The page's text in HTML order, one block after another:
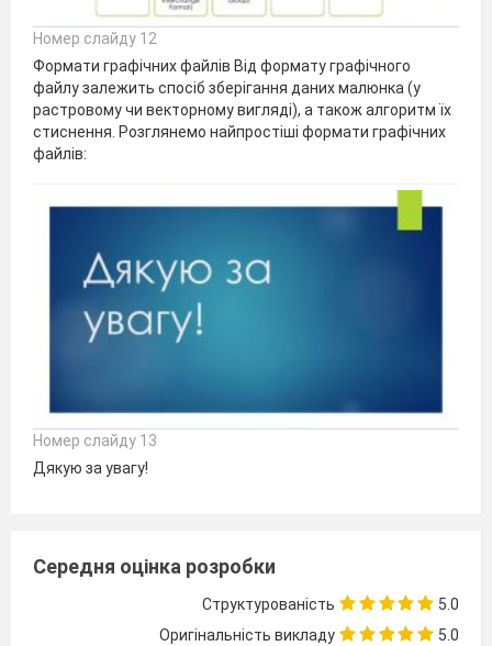
Номер слайду 12
Формати графічних файлів Від формату графічного
файлу залежить спосіб зберігання даних малюнка (у
растровому чи векторному вигляді), а також алгоритм їх
стиснення. Розглянемо найпростіші формати графічних
файлів:
Номер слайду 13
Дякую за увагу!
Середня оцінка розробки
Структурованість
5.0
Оригінальність викладу
5.0